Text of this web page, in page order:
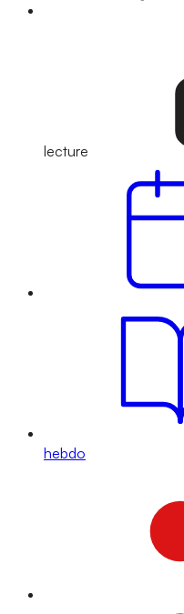
lecture
hebdo